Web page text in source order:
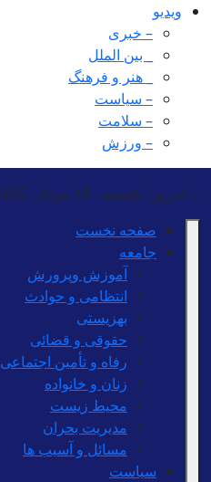
ویدیو
– خبری
_ بین الملل
_ هنر و فرهنگ
– سیاست
– سلامت
– ورزش
... امروز: یکشنبه - 18 مرداد - 1405
صفحه نخست
جامعه
آموزش وپرورش
انتظامی و حوادث
بهزیستی
حقوقی و قضائی
رفاه و تأمین اجتماعی
زنان و خانواده
محیط زیست
مدیریت بحران
مسائل و آسیب ها
سیاست